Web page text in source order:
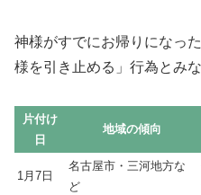
神様がすでにお帰りになっ
様を引き止める」行為とみ
片付け
日
地域の傾向
1月7日
名古屋市・三河地方な
ど